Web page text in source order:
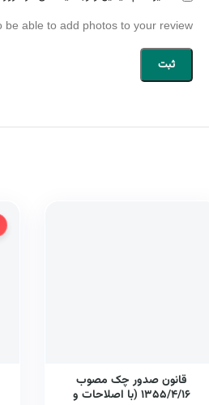
able to add photos to your review.
قانون صدور چک مصوب
۱۳۵۵/۴/۱۶ (با اصلاحات و